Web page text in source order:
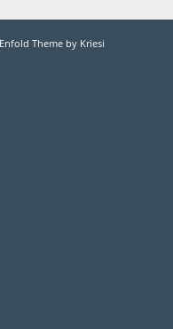
Enfold Theme by Kriesi